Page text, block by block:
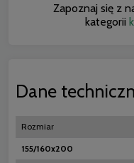
Zapoznaj się z
kategorii
Dane
Rozmiar
155/160x200